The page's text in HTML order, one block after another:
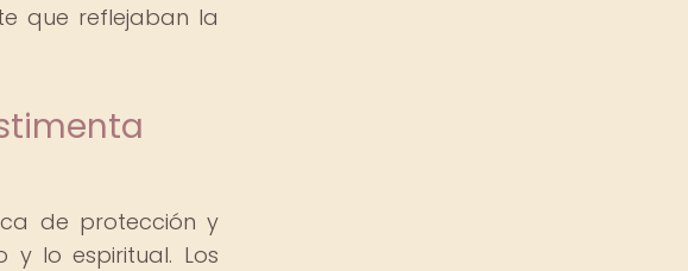
que reflejaban la
de protección y
lo espiritual. Los